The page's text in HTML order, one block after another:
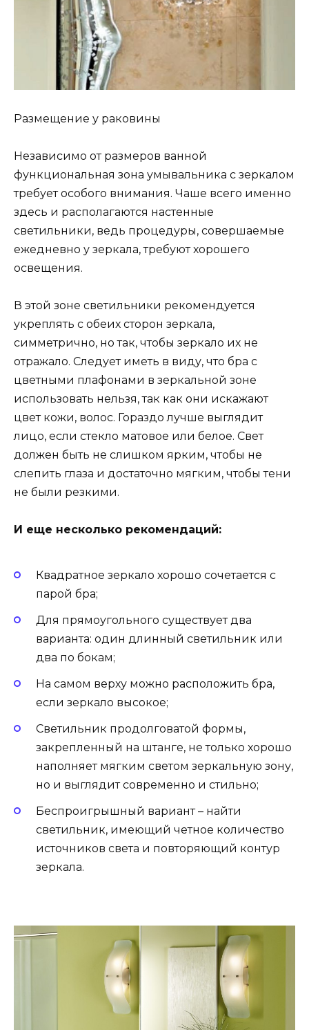
Размещение у раковины
Независимо от размеров ванной
функциональная зона умывальника с зеркалом
требует особого внимания. Чаше всего именно
здесь и располагаются настенные
светильники, ведь процедуры, совершаемые
ежедневно у зеркала, требуют хорошего
освещения.
В этой зоне светильники рекомендуется
укреплять с обеих сторон зеркала,
симметрично, но так, чтобы зеркало их не
отражало. Следует иметь в виду, что бра с
цветными плафонами в зеркальной зоне
использовать нельзя, так как они искажают
цвет кожи, волос. Гораздо лучше выглядит
лицо, если стекло матовое или белое. Свет
должен быть не слишком ярким, чтобы не
слепить глаза и достаточно мягким, чтобы тени
не были резкими.
И еще несколько рекомендаций:
Квадратное зеркало хорошо сочетается с
парой бра;
Для прямоугольного существует два
варианта: один длинный светильник или
два по бокам;
На самом верху можно расположить бра,
если зеркало высокое;
Светильник продолговатой формы,
закрепленный на штанге, не только хорошо
наполняет мягким светом зеркальную зону,
но и выглядит современно и стильно;
Беспроигрышный вариант – найти
светильник, имеющий четное количество
источников света и повторяющий контур
зеркала.